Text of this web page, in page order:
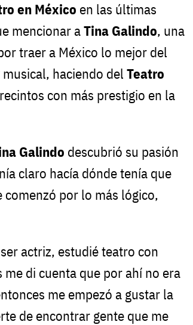
en México en las últimas
mencionar aTina Galindo, una
traer a México lo mejor del
haciendo del Teatro
con más prestigio en la
Galindo descubrió su pasión
claro hacía dónde tenía que
comenzó por lo más lógico,
actriz, estudié teatro con
di cuenta que por ahí no era
me empezó a gustar la
de encontrar gente que me